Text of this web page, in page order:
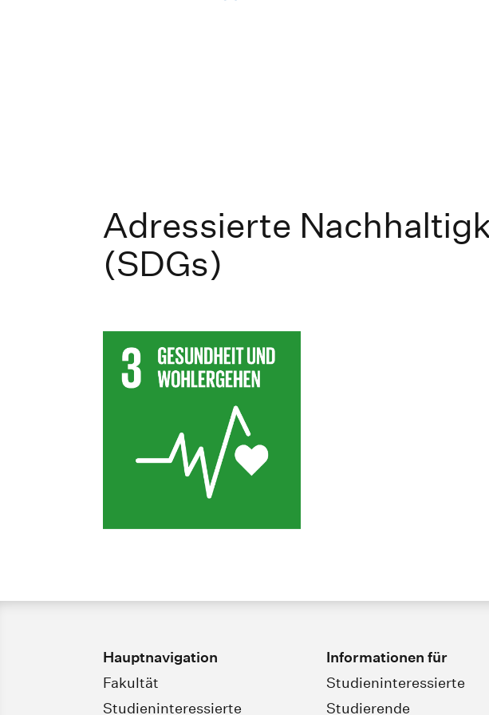
Adressierte
(SDGs)
Hauptnavigation
Fakultät
Studieninteressierte
Informationen für
Studieninteressierte
Studierende